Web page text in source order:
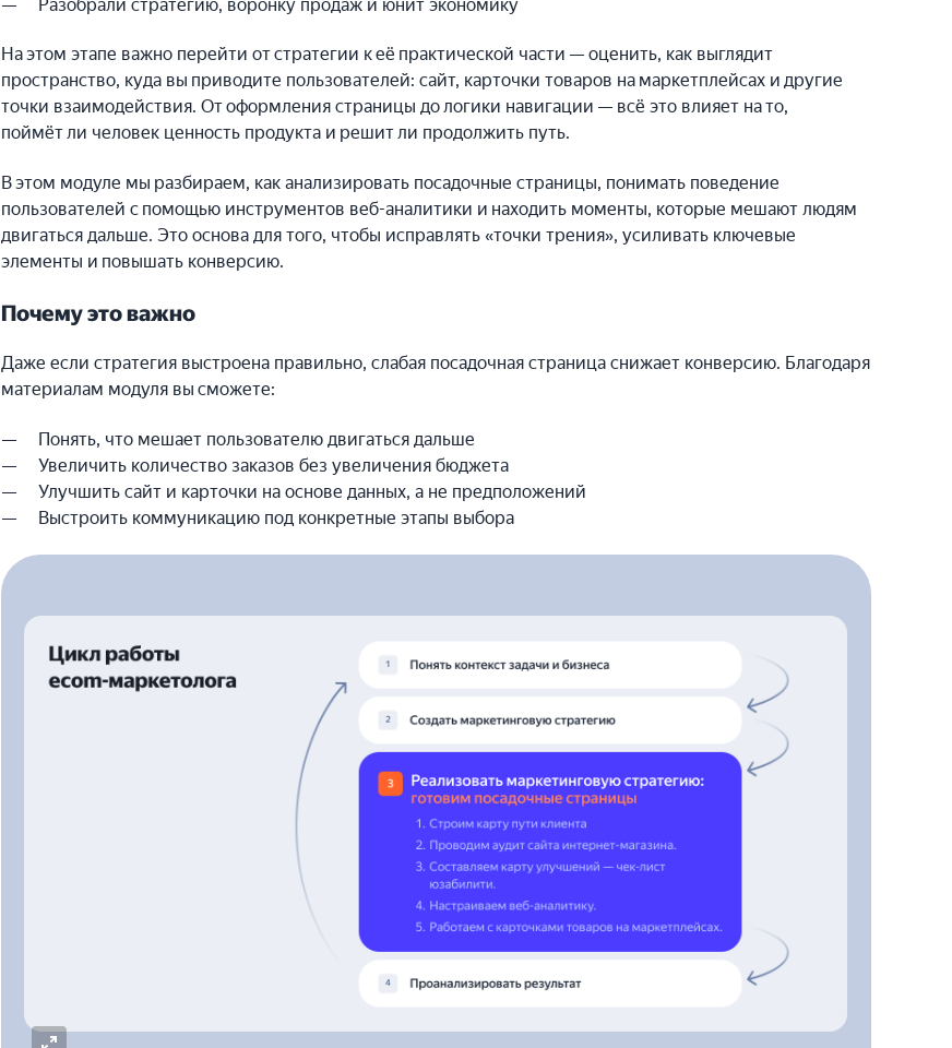
Разобрали стратегию, воронку продаж и юнит экономику
На этом этапе важно перейти от стратегии к её практической части — оценить, как выглядит
пространство, куда вы приводите пользователей: сайт, карточки товаров на маркетплейсах и другие
точки взаимодействия. От оформления страницы до логики навигации — всё это влияет на то,
поймёт ли человек ценность продукта и решит ли продолжить путь.
В этом модуле мы разбираем, как анализировать посадочные страницы, понимать поведение
пользователей с помощью инструментов веб-аналитики и находить моменты, которые мешают людям
двигаться дальше. Это основа для того, чтобы исправлять «точки трения», усиливать ключевые
элементы и повышать конверсию.
Почему это важно
Даже если стратегия выстроена правильно, слабая посадочная страница снижает конверсию. Благодаря
материалам модуля вы сможете:
Понять, что мешает пользователю двигаться дальше
Увеличить количество заказов без увеличения бюджета
Улучшить сайт и карточки на основе данных, а не предположений
Выстроить коммуникацию под конкретные этапы выбора